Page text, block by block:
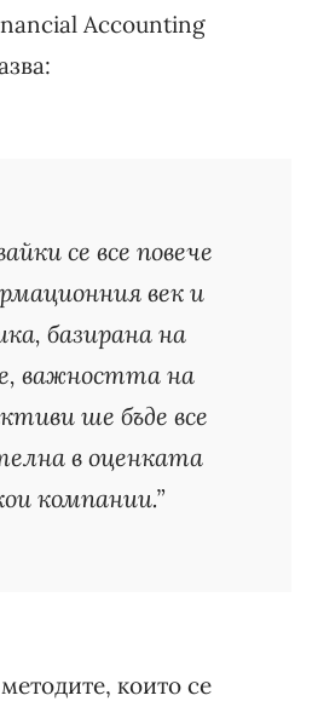
Accounting
се все повече
век и
базирана на
важността на
ше бъде все
в оценката
компании.”
които се